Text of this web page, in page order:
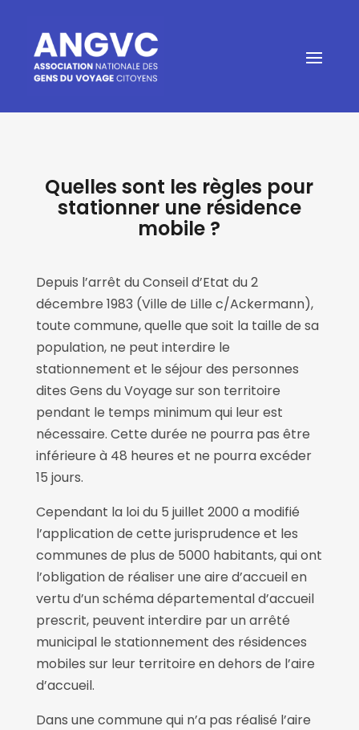
Quelles sont les règles pour
stationner une résidence
mobile ?
Depuis l’arrêt du Conseil d’Etat du 2
décembre 1983 (Ville de Lille c/Ackermann),
toute commune, quelle que soit la taille de sa
population, ne peut interdire le
stationnement et le séjour des personnes
dites Gens du Voyage sur son territoire
pendant le temps minimum qui leur est
nécessaire. Cette durée ne pourra pas être
inférieure à 48 heures et ne pourra excéder
15 jours.
Cependant la loi du 5 juillet 2000 a modifié
l’application de cette jurisprudence et les
communes de plus de 5000 habitants, qui ont
l’obligation de réaliser une aire d’accueil en
vertu d’un schéma départemental d’accueil
prescrit, peuvent interdire par un arrêté
municipal le stationnement des résidences
mobiles sur leur territoire en dehors de l’aire
d’accueil.
Dans une commune qui n’a pas réalisé l’aire